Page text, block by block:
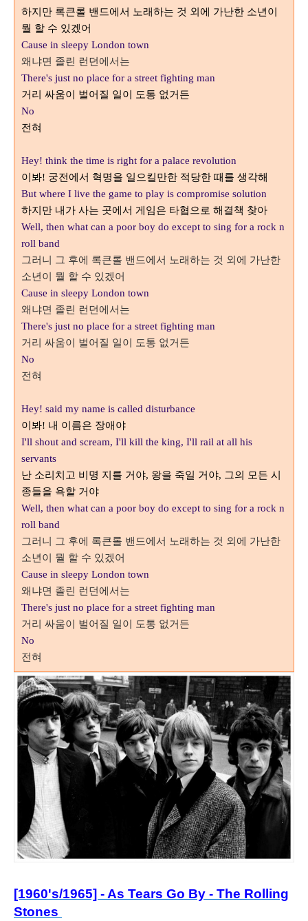
하지만 록큰롤 밴드에서 노래하는 것 외에 가난한 소년이
뭘 할 수 있겠어
Cause in sleepy London town
왜냐면 졸린 런던에서는
There's just no place for a street fighting man
거리 싸움이 벌어질 일이 도통 없거든
No
전혀
Hey! think the time is right for a palace revolution
이봐! 궁전에서 혁명을 일으킬만한 적당한 때를 생각해
But where I live the game to play is compromise solution
하지만 내가 사는 곳에서 게임은 타협으로 해결책 찾아
Well, then what can a poor boy do except to sing for a rock n
roll band
그러니 그 후에 록큰롤 밴드에서 노래하는 것 외에 가난한
소년이 뭘 할 수 있겠어
Cause in sleepy London town
왜냐면 졸린 런던에서는
There's just no place for a street fighting man
거리 싸움이 벌어질 일이 도통 없거든
No
전혀
Hey! said my name is called disturbance
이봐! 내 이름은 장애야
I'll shout and scream, I'll kill the king, I'll rail at all his
servants
난 소리치고 비명 지를 거야, 왕을 죽일 거야, 그의 모든 시
종들을 욕할 거야
Well, then what can a poor boy do except to sing for a rock n
roll band
그러니 그 후에 록큰롤 밴드에서 노래하는 것 외에 가난한
소년이 뭘 할 수 있겠어
Cause in sleepy London town
왜냐면 졸린 런던에서는
There's just no place for a street fighting man
거리 싸움이 벌어질 일이 도통 없거든
No
전혀
[1960's/1965] - As Tears Go By - The Rolling
Stones